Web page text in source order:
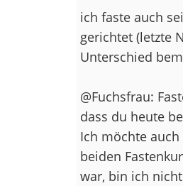
ich faste auch
gerichtet (letzte
Unterschied
@Fuchsfrau:
dass du heute
Ich möchte
beiden
war, bin ich